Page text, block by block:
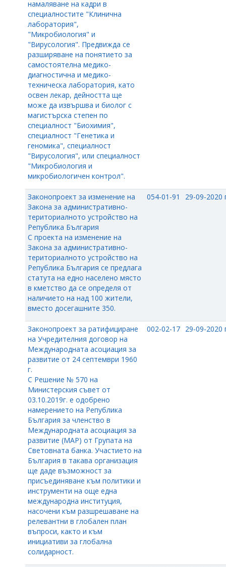
намаляване на кадри в
специалностите "Клинична
лаборатория",
"Микробиология" и
"Вирусология". Предвижда се
разширяване на понятието за
самостоятелна медико-
диагностична и медико-
техническа лаборатория, като
освен лекар, дейността ще
може да извършва и биолог с
магистърска степен по
специалност "Биохимия",
специалност "Генетика и
геномика", специалност
"Вирусология", или специалност
"Микробиология и
микробиологичен контрол".
Законопроект за изменение на
Закона за административно-
териториалното устройство на
Република България
С проекта на изменение на
Закона за административно-
териториалното устройство на
Република България се предлага
статута на едно населено място
в кметство да се определя от
наличието на над 100 жители,
вместо досегашните 350.
054-01-91 29-09-2020
Законопроект за ратифициране
на Учредителния договор на
Международната асоциация за
развитие от 24 септември 1960
г.
С Решение № 570 на
Министерския съвет от
03.10.2019г. е одобрено
намерението на Република
България за членство в
Международната асоциация за
развитие (МАР) от Групата на
Световната банка. Участието на
България в такава организация
ще даде възможност за
присъединяване към политики и
инструменти на още една
международна институция,
насочени към разшрешаване на
релевантни в глобален план
въпроси, както и към
инициативи за глобална
солидарност.
002-02-17 29-09-2020